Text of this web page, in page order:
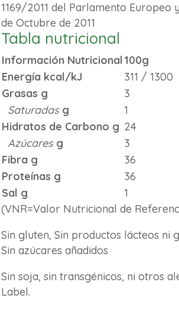
1169/2011 del Parlamento Europeo
de Octubre de 2011
Tabla nutricional
Información Nutricional100g
Energía kcal/kJ
311 / 1300
Grasas g
3
Saturadas g
1
Hidratos de Carbono g 24
Azúcares g
3
Fibra g
36
Proteínas g
36
Sal g
1
(VNR=Valor Nutricional de
Sin gluten, Sin productos lácteos ni
Sin azúcares añadidos
Sin soja, sin transgénicos, ni otros
Label.